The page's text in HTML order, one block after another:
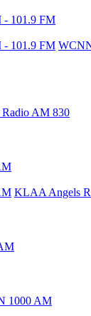
101.9 FM
101.9 FM
AM 830
KLAA Angels
1000 AM